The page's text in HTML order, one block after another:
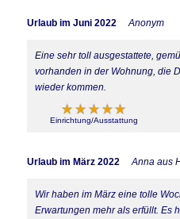
Urlaub im Juni 2022 Anonym
Eine sehr toll ausgestattete,
vorhanden in der Wohnung, die
wieder kommen.
Einrichtung/Ausstattung
Urlaub im März 2022 Anna aus
Wir haben im März eine tolle
Erwartungen mehr als erfüllt. Es